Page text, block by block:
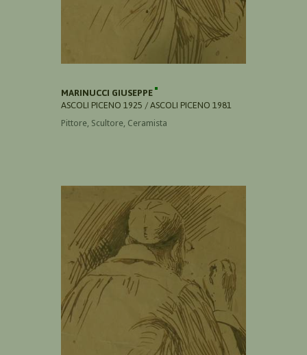
MARINUCCI GIUSEPPE
ASCOLI PICENO 1925 / ASCOLI PICENO 1981
Pittore, Scultore, Ceramista